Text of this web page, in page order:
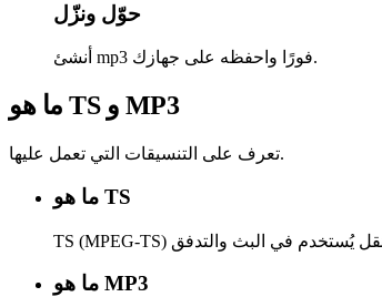
حوّل ونزّل
أنشئ mp3 فورًا واحفظه على جهازك.
ما هو TS و MP3
تعرف على التنسيقات التي تعمل عليها.
ما هو TS
ما هو MP3